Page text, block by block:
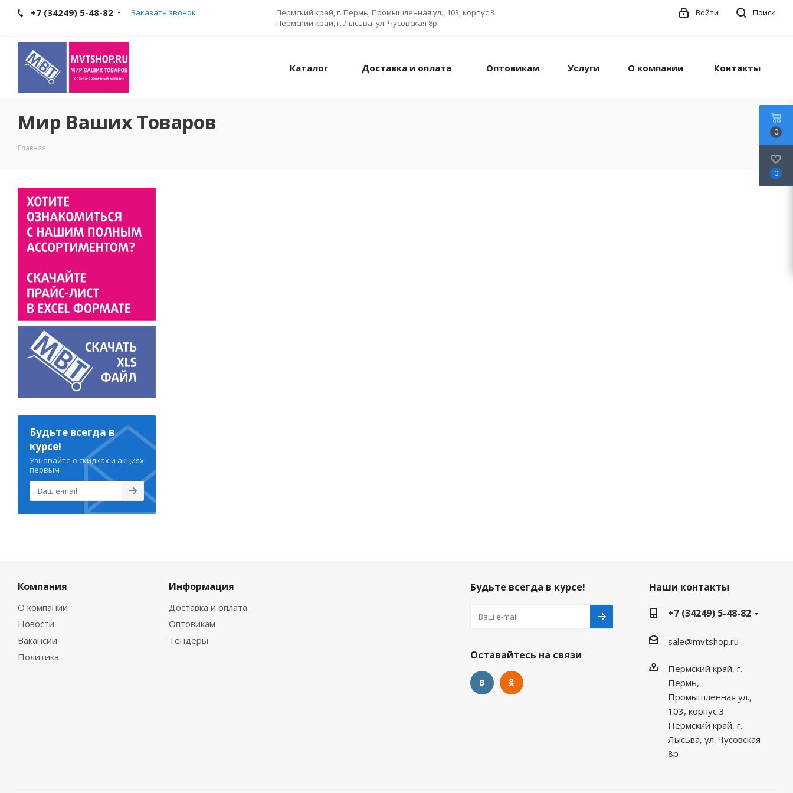
+7 (34249) 5-48-82 Заказать звонок
Пермский край, г. Пермь, Промышленная ул., 103, корпус 3
Пермский край, г. Лысьва, ул. Чусовская 8р
Поиск
Войти
Каталог Доставка и оплата Оптовикам Услуги О компании Контакты
Мир Ваших Товаров
Главная
Будьте всегда в
курсе!
Узнавайте о скидках и акциях
первым
Компания
О компании
Новости
Вакансии
Политика
Информация
Доставка и оплата
Оптовикам
Тендеры
Будьте всегда в курсе!
Оставайтесь на связи
Наши контакты
+7 (34249) 5-48-82
sale@mvtshop.ru
Пермский край, г.
Пермь,
Промышленная ул.,
103, корпус 3
Пермский край, г.
Лысьва, ул. Чусовская
8р
0
0